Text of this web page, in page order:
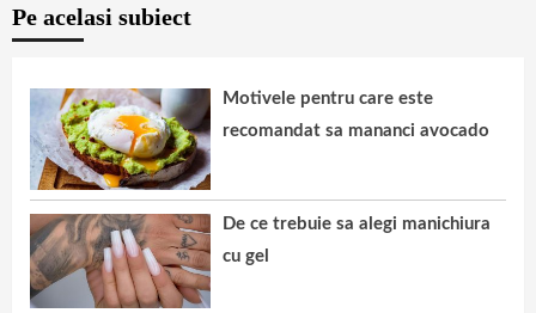
Pe acelasi subiect
Motivele pentru care este
recomandat sa mananci avocado
De ce trebuie sa alegi manichiura
cu gel